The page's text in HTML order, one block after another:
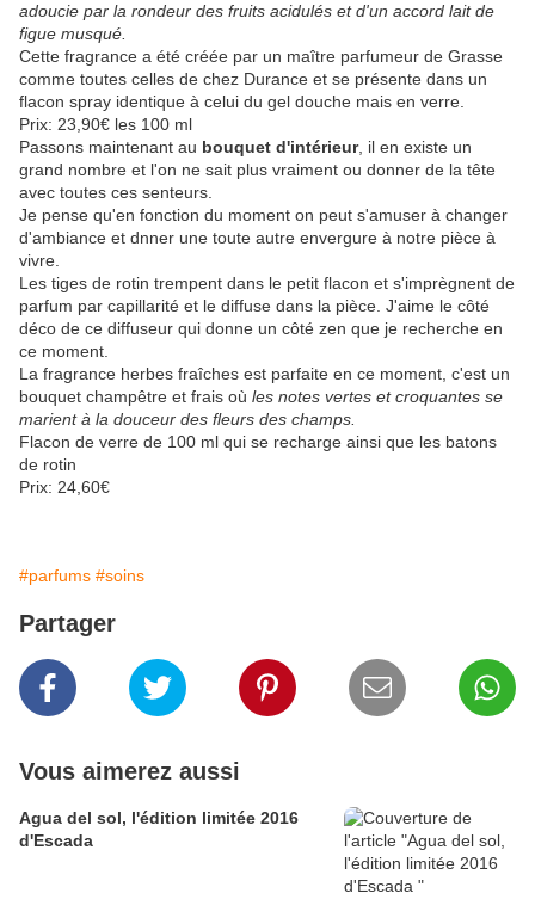
adoucie par la rondeur des fruits acidulés et d'un accord lait de
figue musqué.
Cette fragrance a été créée par un maître parfumeur de Grasse
comme toutes celles de chez Durance et se présente dans un
flacon spray identique à celui du gel douche mais en verre.
Prix: 23,90€ les 100 ml
Passons maintenant au bouquet d'intérieur, il en existe un
grand nombre et l'on ne sait plus vraiment ou donner de la tête
avec toutes ces senteurs.
Je pense qu'en fonction du moment on peut s'amuser à changer
d'ambiance et dnner une toute autre envergure à notre pièce à
vivre.
Les tiges de rotin trempent dans le petit flacon et s'imprègnent de
parfum par capillarité et le diffuse dans la pièce. J'aime le côté
déco de ce diffuseur qui donne un côté zen que je recherche en
ce moment.
La fragrance herbes fraîches est parfaite en ce moment, c'est un
bouquet champêtre et frais où les notes vertes et croquantes se
marient à la douceur des fleurs des champs.
Flacon de verre de 100 ml qui se recharge ainsi que les batons
de rotin
Prix: 24,60€
#parfums #soins
Partager
Vous aimerez aussi
Agua del sol, l'édition limitée 2016
d'Escada